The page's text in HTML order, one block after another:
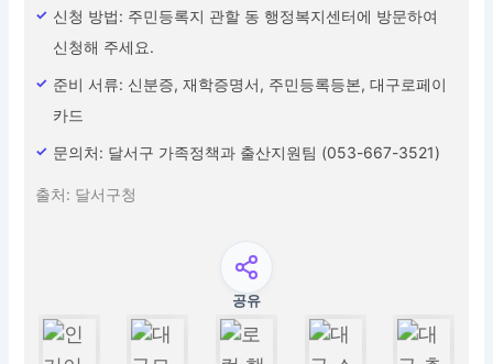
신청 방법: 주민등록지 관할 동 행정복지센터에 방문하여
신청해 주세요.
준비 서류: 신분증, 재학증명서, 주민등록등본, 대구로페이
카드
문의처: 달서구 가족정책과 출산지원팀 (053-667-3521)
출처: 달서구청
공유